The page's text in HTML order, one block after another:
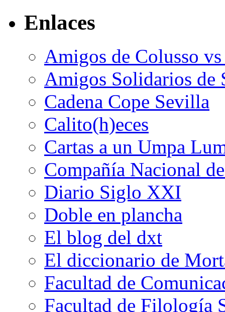
Enlaces
Amigos de Colusso
Amigos Solidarios de
Cadena Cope Sevilla
Calito(h)eces
Cartas a un Umpa
Compañía Nacional
Diario Siglo XXI
Doble en plancha
El blog del dxt
El diccionario de
Facultad de
Facultad de Filología